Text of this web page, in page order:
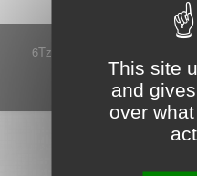
6Tzen ©2015 - Tous droits
Plan du site
Ce service est
This site
and
over